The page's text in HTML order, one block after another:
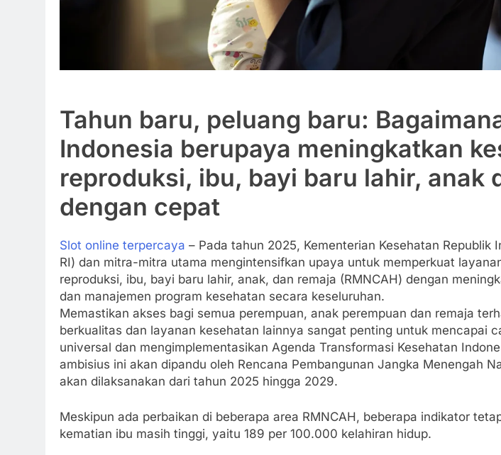
Tahun baru, peluang baru:
Indonesia berupaya meningkatkan
reproduksi, ibu, bayi baru lahir, anak
dengan cepat
Slot online terpercaya – Pada tahun 2025, Kementerian Kesehatan Republik
RI) dan mitra-mitra utama mengintensifkan upaya untuk memperkuat
reproduksi, ibu, bayi baru lahir, anak, dan remaja (RMNCAH) dengan
dan manajemen program kesehatan secara keseluruhan.
Memastikan akses bagi semua perempuan, anak perempuan dan remaja
berkualitas dan layanan kesehatan lainnya sangat penting untuk mencapai
universal dan mengimplementasikan Agenda Transformasi Kesehatan
ambisius ini akan dipandu oleh Rencana Pembangunan Jangka Menengah
akan dilaksanakan dari tahun 2025 hingga 2029.
Meskipun ada perbaikan di beberapa area RMNCAH, beberapa indikator
kematian ibu masih tinggi, yaitu 189 per 100.000 kelahiran hidup.